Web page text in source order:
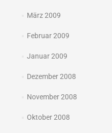
März 2009
Februar 2009
Januar 2009
Dezember 2008
November 2008
Oktober 2008